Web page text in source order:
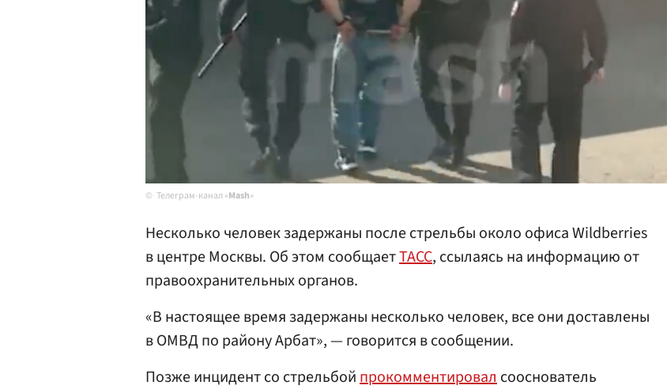
Телеграм-канал «Mash»
Несколько человек задержаны после стрельбы около офиса Wildberries
в центре Москвы. Об этом сообщаетТАСС, ссылаясь на информацию от
правоохранительных органов.
«В настоящее время задержаны несколько человек, все они доставлены
в ОМВД по району Арбат», — говорится в сообщении.
Позже инцидент со стрельбойпрокомментировалсооснователь